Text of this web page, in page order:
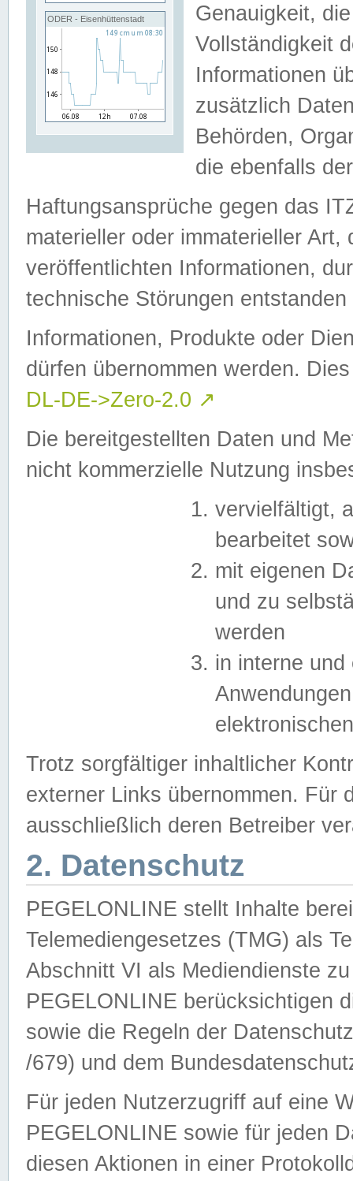
ODER - Eisenhüttenstadt
Genauigkeit,
Vollständigkeit
Informationen
zusätzlich
Behörden,
die ebenfalls
Haftungsansprüche gegen das
materieller oder immaterieller
veröffentlichten Informationen,
technische Störungen
Informationen, Produkte oder
dürfen übernommen werden.
DL-DE->Zero-2.0 ↗
Die bereitgestellten Daten und
nicht kommerzielle Nutzung
vervielfältigt,
bearbeitet
mit eigenen
und zu
werden
in interne
Trotz sorgfältiger inhaltlicher
externer Links übernommen. Für
ausschließlich deren Betreiber
2. Datenschutz
PEGELONLINE stellt Inhalte
Telemediengesetzes (TMG) als
Abschnitt VI als Mediendienste
PEGELONLINE berücksichtigen
sowie die Regeln der
/679) und dem
Für jeden Nutzerzugriff auf eine
PEGELONLINE sowie für jeden
diesen Aktionen in einer